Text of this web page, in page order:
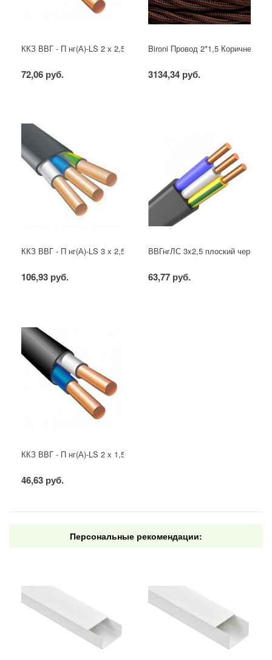
ККЗ ВВГ - П нг(А)-LS 2 х 2,5 ГОСТ
72,06 руб.
Bironi Провод 2*1,5 Коричневый
3134,34 руб.
ККЗ ВВГ - П нг(А)-LS 3 х 2,5 ГОСТ
106,93 руб.
ВВГнгЛС 3x2,5 плоский черный
63,77 руб.
ККЗ ВВГ - П нг(А)-LS 2 х 1,5 ГОСТ
46,63 руб.
Персональные рекомендации: